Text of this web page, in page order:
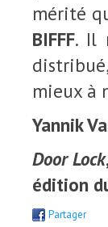
mérité
BIFFF. Il
mieux à
Yannik
Door Lock
édition
Partager